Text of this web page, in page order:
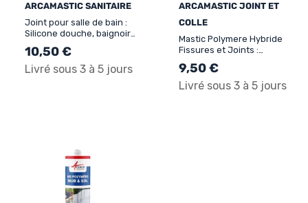
ARCAMASTIC SANITAIRE
Joint pour salle de bain :
Silicone douche, baignoire,
lavabo - ARCAMASTIC
SANITAIRE
10,50 €
Livré sous 3 à 5 jours
ARCAMASTIC JOINT ET
COLLE
Mastic Polymere Hybride
Fissures et Joints :
ARCAMASTIC JOINT ET
COLLE
9,50 €
Livré sous 3 à 5 jours